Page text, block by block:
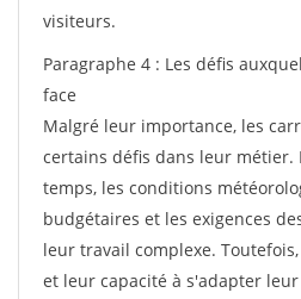
visiteurs.
Paragraphe 4 : Les défis
face
Malgré leur importance, les
certains défis dans leur métier.
temps, les conditions
budgétaires et les exigences
leur travail complexe.
et leur capacité à s'adapter